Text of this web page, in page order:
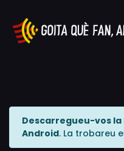
Descarregueu-vos
Android. La trobareu